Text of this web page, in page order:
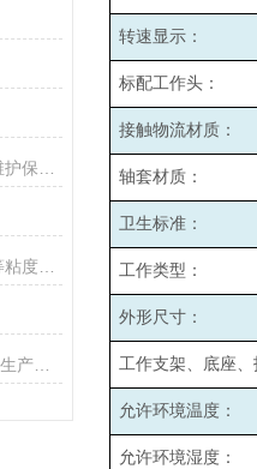
转速显示：
标配工作头：
接触物流材质：
轴套材质：
卫生标准：
工作类型：
外形尺寸：
工作支架、底座
允许环境温度：
允许环境湿度：